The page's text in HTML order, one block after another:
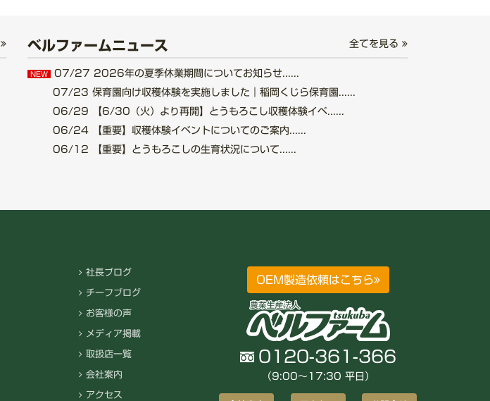
ベルファームニュース 全てを見る
NEW 07/27 2026年の夏季休業期間についてお知らせ......
07/23 保育園向け収穫体験を実施しました｜稲岡くじら保育園......
06/29 【6/30（火）より再開】とうもろこし収穫体験イベ......
06/24 【重要】収穫体験イベントについてのご案内......
06/12 【重要】とうもろこしの生育状況について......
社長ブログ
チーフブログ
お客様の声
メディア掲載
取扱店一覧
会社案内
アクセス
OEM製造依頼はこちら
0120-361-366
（9:00〜17:30 平日）